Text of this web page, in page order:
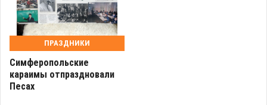
ПРАЗДНИКИ
Симферопольские
караимы отпраздновали
Песах